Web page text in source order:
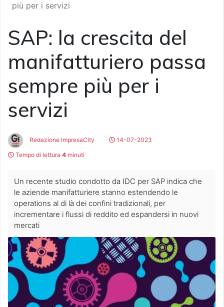
più per i servizi
SAP: la crescita del
manifatturiero passa
sempre più per i
servizi
Redazione ImpresaCity
14-07-2023
Tempo di lettura 4 minuti
Un recente studio condotto da IDC per SAP indica che
le aziende manifatturiere stanno estendendo le
operations al di là dei confini tradizionali, per
incrementare i flussi di reddito ed espandersi in nuovi
mercati